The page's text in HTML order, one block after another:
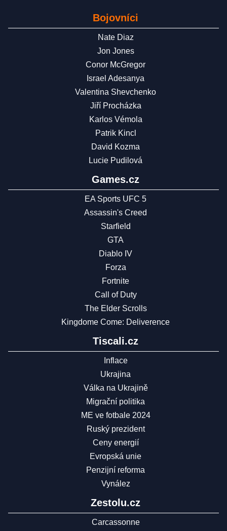
Bojovníci
Nate Diaz
Jon Jones
Conor McGregor
Israel Adesanya
Valentina Shevchenko
Jiří Procházka
Karlos Vémola
Patrik Kincl
David Kozma
Lucie Pudilová
Games.cz
EA Sports UFC 5
Assassin's Creed
Starfield
GTA
Diablo IV
Forza
Fortnite
Call of Duty
The Elder Scrolls
Kingdome Come: Deliverence
Tiscali.cz
Inflace
Ukrajina
Válka na Ukrajině
Migrační politika
ME ve fotbale 2024
Ruský prezident
Ceny energií
Evropská unie
Penzijní reforma
Vynález
Zestolu.cz
Carcassonne